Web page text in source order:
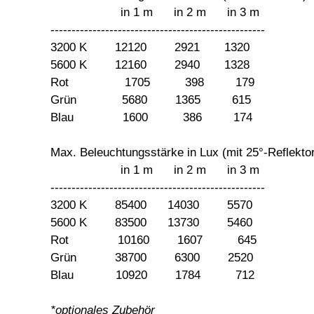
in 1 m in 2 m in 3 m
---------------------------------------------------
3200 K 12120 2921 1320
5600 K 12160 2940 1328
Rot 1705 398 179
Grün 5680 1365 615
Blau 1600 386 174
Max. Beleuchtungsstärke in Lux (mit 25°-
in 1 m in 2 m in 3 m
---------------------------------------------------
3200 K 85400 14030 5570
5600 K 83500 13730 5460
Rot 10160 1607 645
Grün 38700 6300 2520
Blau 10920 1784 712
*optionales Zubehör